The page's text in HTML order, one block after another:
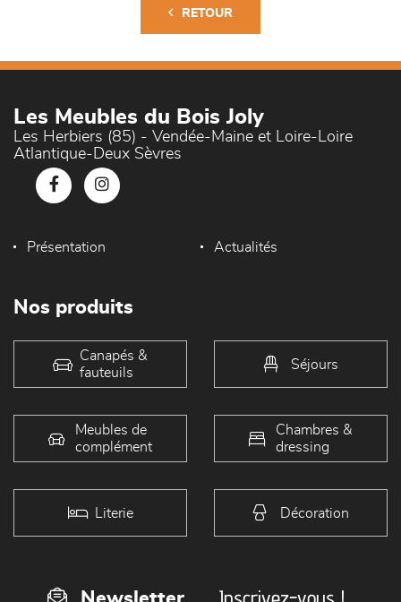
RETOUR
Les Meubles du Bois Joly
Les Herbiers (85) - Vendée-Maine et Loire-Loire
Atlantique-Deux Sèvres
Présentation Actualités
Nos produits
Canapés &
fauteuils
Séjours
Meubles de
complément
Chambres &
dressing
Literie Décoration